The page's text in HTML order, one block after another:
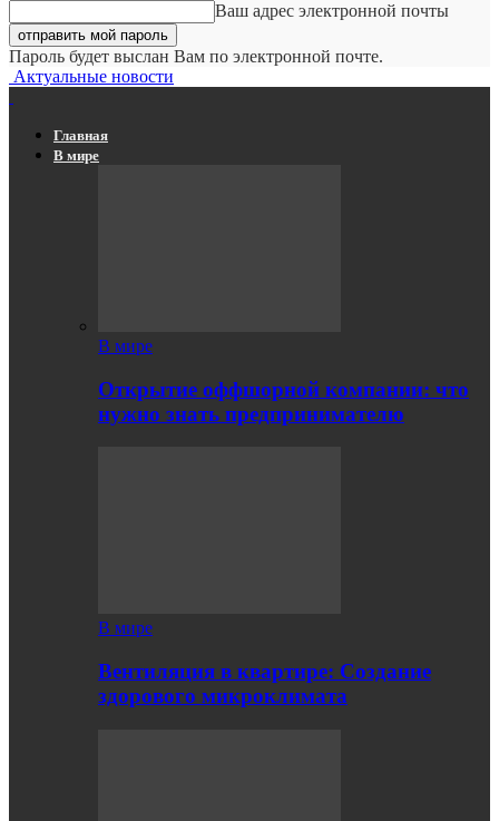
Ваш адрес электронной почты
Пароль будет выслан Вам по электронной почте.
Актуальные новости
Главная
В мире
В мире
Открытие оффшорной компании: что
нужно знать предпринимателю
В мире
Вентиляция в квартире: Создание
здорового микроклимата